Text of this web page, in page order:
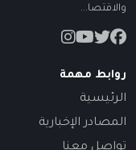
والاقتصا...
روابط مهمة
الرئيسية
المصادر الإخبارية